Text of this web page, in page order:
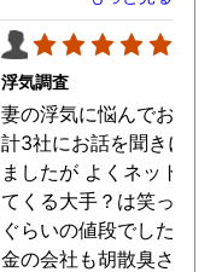
浮気調査
妻の浮気に悩んでおり、
計3社にお話を聞きに行
ましたが よくネット等
てくる大手？は笑っちゃ
ぐらいの値段でした。
金の会社も胡散臭さがど